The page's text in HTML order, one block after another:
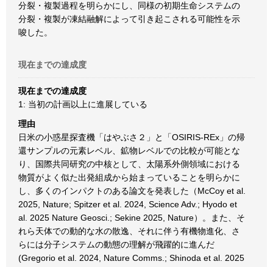
分裂・複製過程を明らかにし、同様の初期生命システムの
分裂・複製が凍結融解によって引き起こされる可能性を示
唆した。
現在までの達成度
現在までの達成度
1: 当初の計画以上に進展している
理由
日米の小惑星探査機「はやぶさ２」と「OSIRIS-REx」の帰
還サンプルの元素レベル、鉱物レベルでの比較が可能とな
り、国際共同研究の中核として、太陽系外側領域における
物質がよく似た出発組成から始まっていることを明らかに
し、多くのインパクトのある論文を発表した（McCoy et al.
2025, Nature; Spitzer et al. 2024, Science Adv.; Hyodo et
al. 2025 Nature Geosci.; Sekine 2025, Nature）。また、そ
れら天体での動的な水の散逸、それに伴う有機物進化、さ
らには分子システムの動態の理解が飛躍的に進んだ
(Gregorio et al. 2024, Nature Comms.; Shinoda et al. 2025